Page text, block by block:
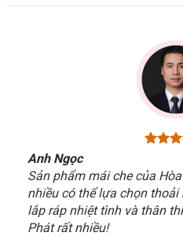
Anh Ngọc
Sản phẩm mái che của
nhiều có thể lựa chọn
lắp ráp nhiệt tình và thân
Phát rất nhiều!